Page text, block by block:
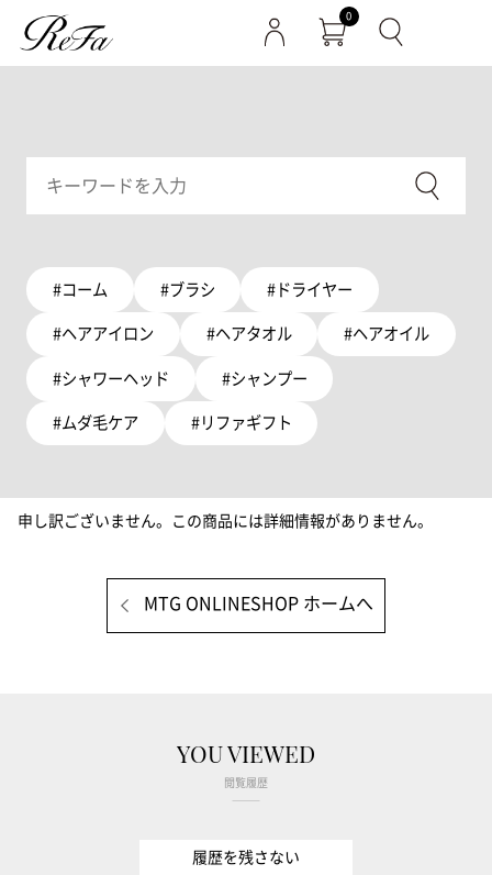
0
#コーム #ブラシ #ドライヤー
#ヘアアイロン #ヘアタオル #ヘアオイル
#シャワーヘッド #シャンプー
#ムダ毛ケア #リファギフト
申し訳ございません。この商品には詳細情報がありません。
MTG ONLINESHOP ホームへ
YOU VIEWED
閲覧履歴
履歴を残さない